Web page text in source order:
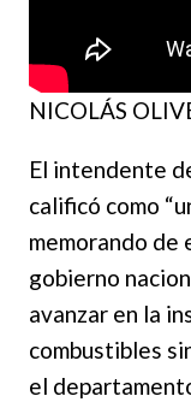
NICOLÁS
El intendente
calificó como
memorando
gobierno
avanzar en la
combustibles
el